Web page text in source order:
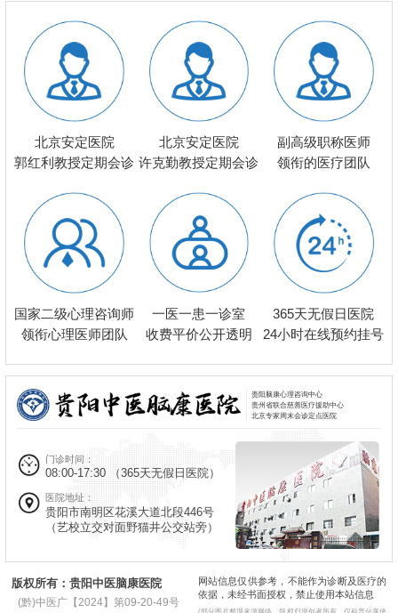
北京安定医院
郭红利教授定期会诊
北京安定医院
许克勤教授定期会诊
副高级职称医师
领衔的医疗团队
国家二级心理咨询师
领衔心理医师团队
一医一患一诊室
收费平价公开透明
365天无假日医院
24小时在线预约挂号
贵阳脑康心理咨询中心
贵州省联合慈善医疗援助中心
北京专家周末会诊定点医院
门诊时间：
08:00-17:30 （365天无假日医院）
医院地址：
贵阳市南明区花溪大道北段446号
（艺校立交对面野猫井公交站旁）
版权所有：贵阳中医脑康医院
(黔)中医广【2024】第09-20-49号
网站信息仅供参考，不能作为诊断及医疗的
依据，未经书面授权，禁止使用本站信息